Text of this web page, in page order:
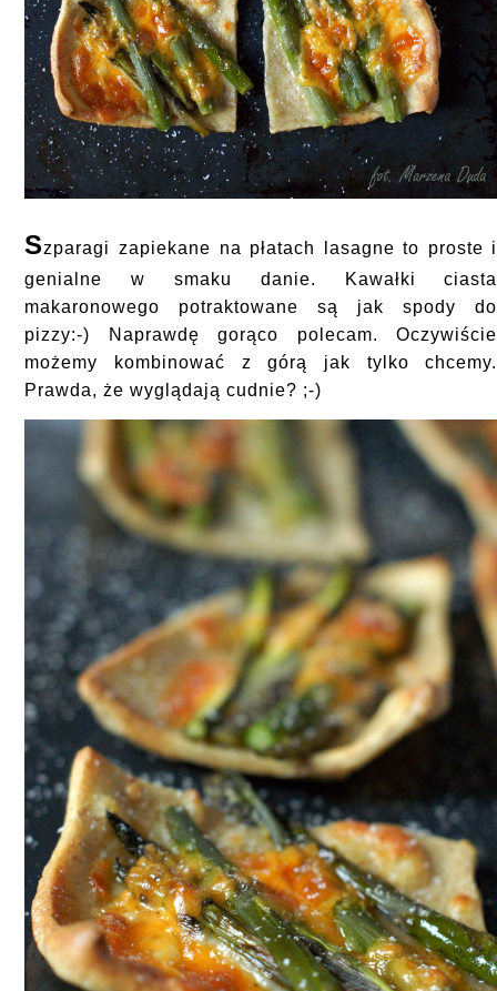
Szparagi zapiekane na płatach lasagne to proste i
genialne w smaku danie. Kawałki ciasta
makaronowego potraktowane są jak spody do
pizzy:-) Naprawdę gorąco polecam. Oczywiście
możemy kombinować z górą jak tylko chcemy.
Prawda, że wyglądają cudnie? ;-)